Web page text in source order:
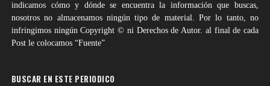
indicamos cómo y dónde se encuentra la información que buscas,
nosotros no almacenamos ningún tipo de material. Por lo tanto, no
infringimos ningún Copyright © ni Derechos de Autor. al final de cada
Post le colocamos “Fuente”
BUSCAR EN ESTE PERIODICO